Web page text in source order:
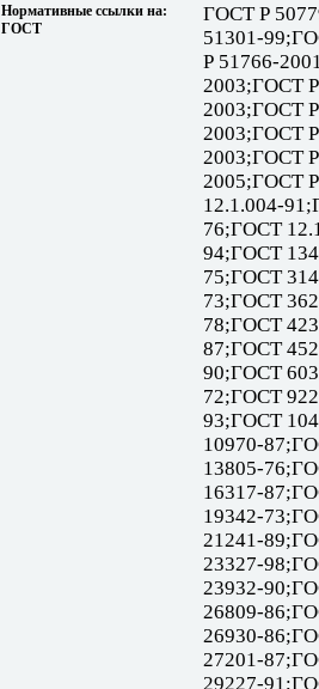
Нормативные ссылки на:
ГОСТ
ГОСТ Р
51301-
Р 51766-
2003;ГОСТ
2003;ГОСТ
2003;ГОСТ
2003;ГОСТ
2005;ГОСТ
12.1.004-
76;ГОСТ
94;ГОСТ
75;ГОСТ
73;ГОСТ
78;ГОСТ
87;ГОСТ
90;ГОСТ
72;ГОСТ
93;ГОСТ
10970-
13805-
16317-
19342-
21241-
23327-
23932-
26809-
26930-
27201-
29227-